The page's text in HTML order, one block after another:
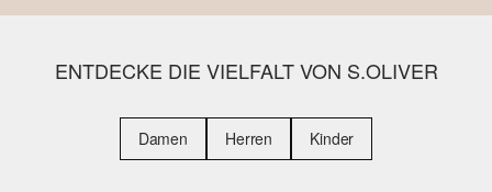
ENTDECKE DIE VIELFALT VON S.OLIVER
Damen Herren Kinder